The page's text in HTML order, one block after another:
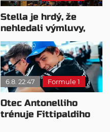
Stella je hrdý, že
nehledali výmluvy,
proč nedokážou
bojovat o titul
6.8. 22:47 Formule 1
Otec Antonelliho
trénuje Fittipaldiho